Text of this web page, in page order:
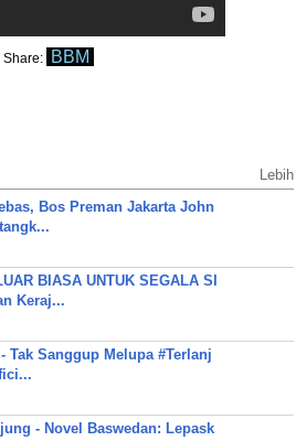
Share: BBM
Lebih
Bos Preman Jakarta John
BIASA UNTUK SEGALA SI
Keraj...
Tak Sanggup Melupa #Terlanj
- Novel Baswedan: Lepask